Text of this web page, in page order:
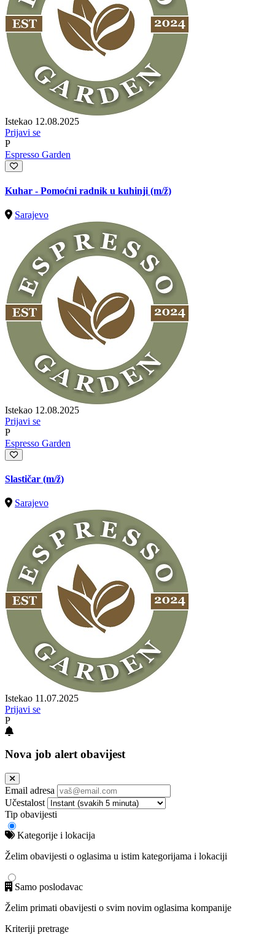
Istekao 12.08.2025
Prijavi se
P
Espresso Garden
Kuhar - Pomoćni radnik u kuhinji (m/ž)
Sarajevo
Istekao 12.08.2025
Prijavi se
P
Espresso Garden
Slastičar (m/ž)
Sarajevo
Istekao 11.07.2025
Prijavi se
P
Nova job alert obavijest
Email adresa
Učestalost
Tip obavijesti
Kategorije i lokacija
Želim obavijesti o oglasima u istim kategorijama i lokaciji
Samo poslodavac
Želim primati obavijesti o svim novim oglasima kompanije
Kriteriji pretrage